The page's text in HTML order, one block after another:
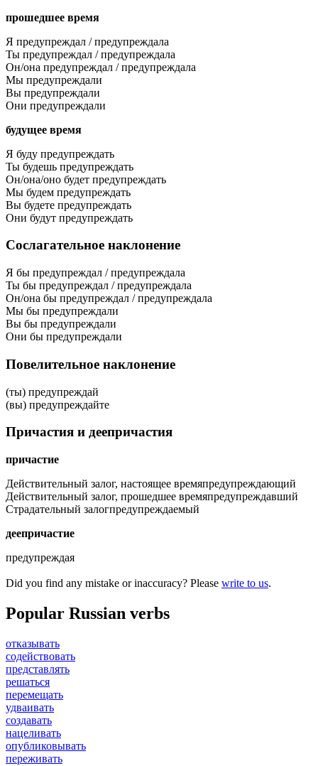
прошедшее время
Я предупреждал / предупреждала
Ты предупреждал / предупреждала
Он/она предупреждал / предупреждала
Мы предупреждали
Вы предупреждали
Они предупреждали
будущее время
Я буду предупреждать
Ты будешь предупреждать
Он/она/оно будет предупреждать
Мы будем предупреждать
Вы будете предупреждать
Они будут предупреждать
Сослагательное наклонение
Я бы предупреждал / предупреждала
Ты бы предупреждал / предупреждала
Он/она бы предупреждал / предупреждала
Мы бы предупреждали
Вы бы предупреждали
Они бы предупреждали
Повелительное наклонение
(ты) предупреждай
(вы) предупреждайте
Причастия и деепричастия
причастие
Действительный залог, настоящее времяпредупреждающий
Действительный залог, прошедшее времяпредупреждавший
Страдательный залогпредупреждаемый
деепричастие
предупреждая
Did you find any mistake or inaccuracy? Please write to us.
Popular Russian verbs
отказывать
содействовать
представлять
решаться
перемещать
удваивать
создавать
нацеливать
опубликовывать
переживать